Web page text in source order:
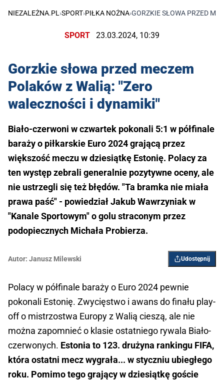
NIEZALEŻNA.PL ›SPORT›PIŁKA NOŻNA›GORZKIE SŁOWA PRZED
SPORT 23.03.2024, 10:39
Gorzkie słowa przed meczem
Polaków z Walią: "Zero
waleczności i dynamiki"
Biało-czerwoni w czwartek pokonali 5:1 w półfinale
baraży o piłkarskie Euro 2024 grającą przez
większość meczu w dziesiątkę Estonię. Polacy za
ten występ zebrali generalnie pozytywne oceny, ale
nie ustrzegli się też błędów. "Ta bramka nie miała
prawa paść" - powiedział Jakub Wawrzyniak w
"Kanale Sportowym" o golu straconym przez
podopiecznych Michała Probierza.
Autor: Janusz Milewski Udostępnij
Polacy w półfinale baraży o Euro 2024 pewnie
pokonali Estonię. Zwycięstwo i awans do finału play-
off o mistrzostwa Europy z Walią cieszą, ale nie
można zapomnieć o klasie ostatniego rywala Biało-
czerwonych. Estonia to 123. drużyna rankingu FIFA,
która ostatni mecz wygrała... w styczniu ubiegłego
roku. Pomimo tego grający w dziesiątkę goście